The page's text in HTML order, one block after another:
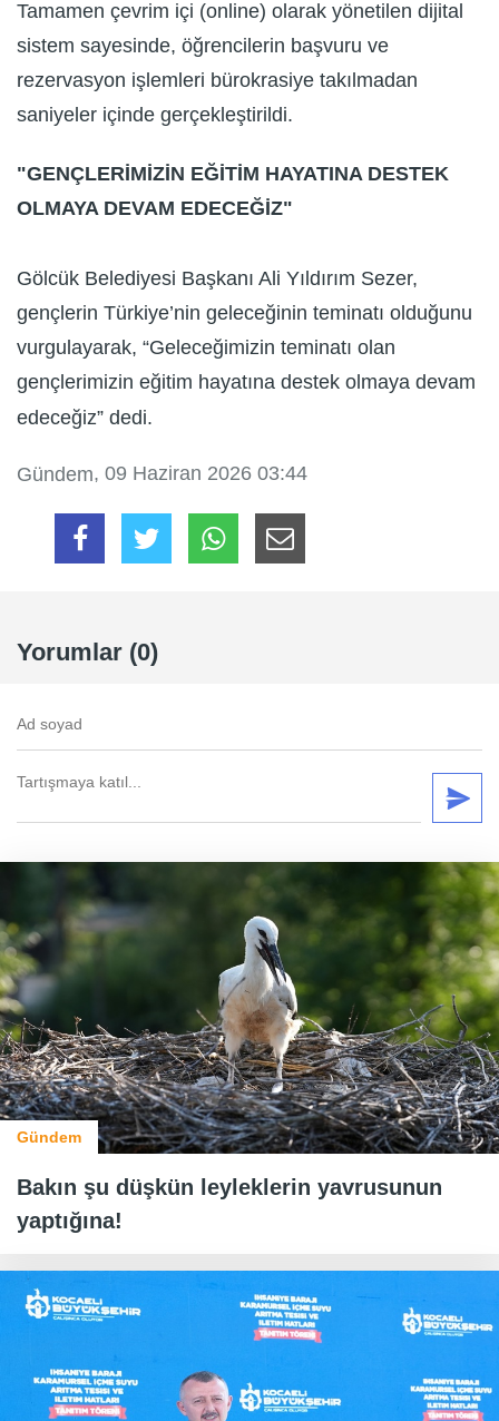
Tamamen çevrim içi (online) olarak yönetilen dijital
sistem sayesinde, öğrencilerin başvuru ve
rezervasyon işlemleri bürokrasiye takılmadan
saniyeler içinde gerçekleştirildi.
"GENÇLERİMİZİN EĞİTİM HAYATINA DESTEK
OLMAYA DEVAM EDECEĞİZ"
Gölcük Belediyesi Başkanı Ali Yıldırım Sezer,
gençlerin Türkiye’nin geleceğinin teminatı olduğunu
vurgulayarak, “Geleceğimizin teminatı olan
gençlerimizin eğitim hayatına destek olmaya devam
edeceğiz” dedi.
Gündem, 09 Haziran 2026 03:44
Yorumlar (0)
Gündem
Bakın şu düşkün leyleklerin yavrusunun
yaptığına!